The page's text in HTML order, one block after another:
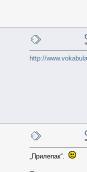
«
http://
«
„Прилепак“.